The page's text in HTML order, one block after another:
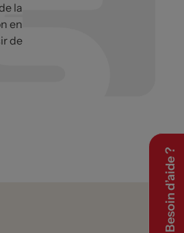
la
en
de
Besoin d’aide ?